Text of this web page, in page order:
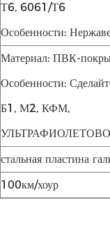
Т6, 6061/Т6
Особенности:
Материал: ПВК-
Особенности:
Б1, М2, КФМ,
стальная пластина
100км/хоур